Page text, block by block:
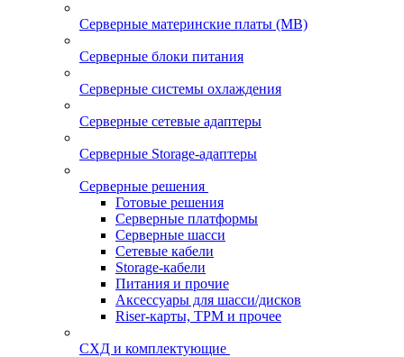
Серверные материнские платы (MB)
Серверные блоки питания
Серверные системы охлаждения
Серверные сетевые адаптеры
Серверные Storage-адаптеры
Серверные решения
Готовые решения
Серверные платформы
Серверные шасси
Сетевые кабели
Storage-кабели
Питания и прочие
Аксессуары для шасси/дисков
Riser-карты, TPM и прочее
СХД и комплектующие